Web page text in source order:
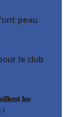
peau
le club
𝐥𝐞𝐬
!